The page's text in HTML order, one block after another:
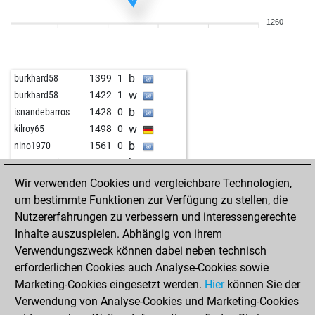
1260
burkhard58 1399 1 b
burkhard58 1422 1 w
isnandebarros 1428 0 b
kilroy65 1498 0 w
nino1970 1561 0 b
montenegrino111 1718 0 b
mario1962 1676 0 w
realdoof 1749 0 b
realdoof 1737 0 w
forextrader 1848 b
forextrader 1840 0 w
Wir verwenden Cookies und vergleichbare Technologien,
um bestimmte Funktionen zur Verfügung zu stellen, die
Nutzererfahrungen zu verbessern und interessengerechte
Inhalte auszuspielen. Abhängig von ihrem
Verwendungszweck können dabei neben technisch
erforderlichen Cookies auch Analyse-Cookies sowie
Marketing-Cookies eingesetzt werden. Hierkönnen Sie der
Verwendung von Analyse-Cookies und Marketing-Cookies